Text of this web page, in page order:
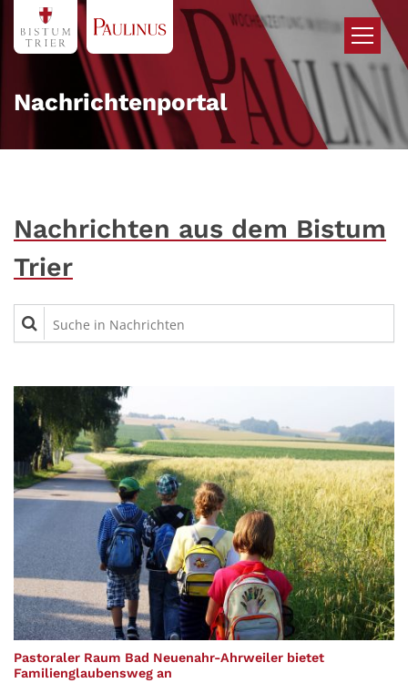
Zum Inhalt springen
Nachrichtenportal
Nachrichten aus dem Bistum
Trier
Suche in Nachrichten
Pastoraler Raum Bad Neuenahr-Ahrweiler bietet
Familienglaubensweg an